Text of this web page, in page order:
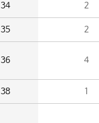
34 2
35 2
36 4
38 1